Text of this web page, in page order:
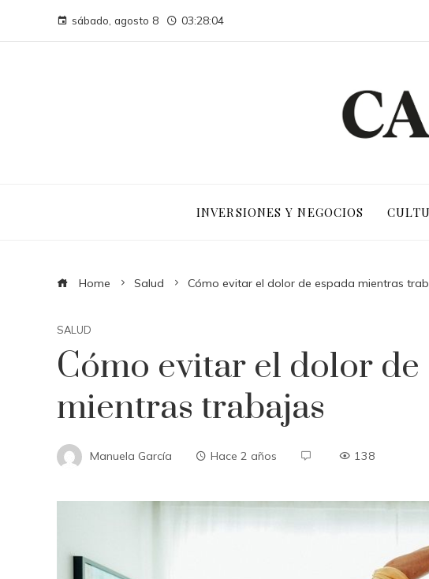
sábado, agosto 8 03:28:05
INVERSIONES Y NEGOCIOS
Home Salud Cómo evitar el dolor de espada mientras
SALUD
Cómo evitar el dolor de
mientras trabajas
Manuela García Hace 2 años 138